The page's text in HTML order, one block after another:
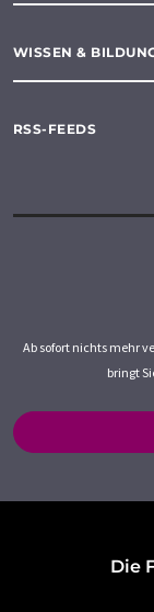
WISSEN &
RSS-FEEDS
Ab sofort nichts mehr
bringt
Die